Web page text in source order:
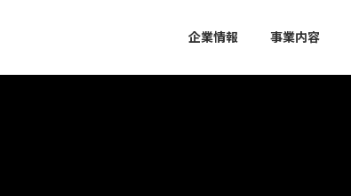
企業情報 事業内容